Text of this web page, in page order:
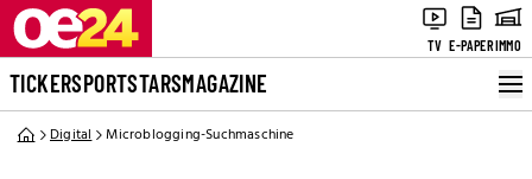
TV E-PAPERIMMO
TICKERSPORTSTARSMAGAZINE
Digital Microblogging-Suchmaschine